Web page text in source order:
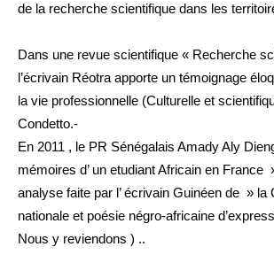
de la recherche scientifique dans les
Dans une revue scientifique « Recherche
l’écrivain Réotra apporte un témoignage
la vie professionnelle (Culturelle et
Condetto.-
En 2011 , le PR Sénégalais Amady Aly
mémoires d’ un etudiant Africain en France
analyse faite par l’ écrivain Guinéen de » la
nationale et poésie négro-africaine
Nous y reviendons ) ..